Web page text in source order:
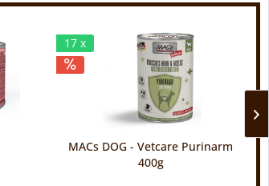
17 x
MACs DOG - Vetcare Purinarm
400g